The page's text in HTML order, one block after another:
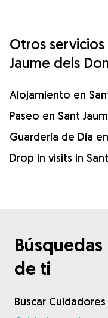
Otros
Jaume dels
Alojamiento en
Paseo en Sant
Guardería de Día
Drop in visits in
de ti
Buscar Cuidadores